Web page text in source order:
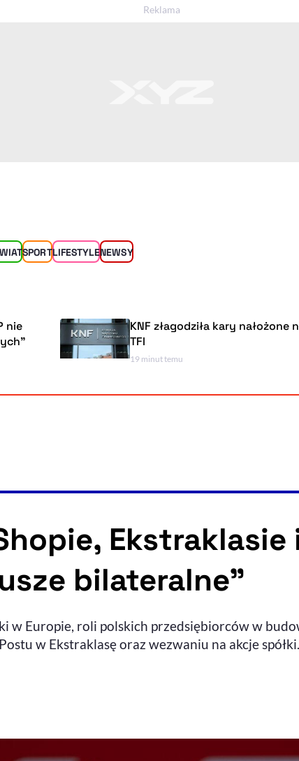
SPORTLIFESTYLENEWSY
KNF złagodziła kary nałożone na
TFI
19 minut temu
Ekstraklasie
bilateralne”
w Europie, roli polskich przedsiębiorców w
w Ekstraklasę oraz wezwaniu na akcje spółki.